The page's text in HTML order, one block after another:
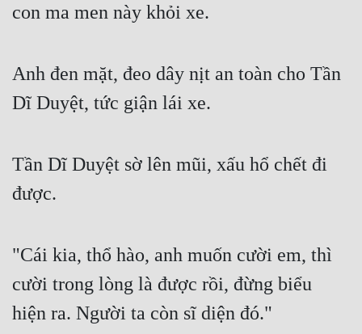
con ma men này khỏi xe.
Anh đen mặt, đeo dây nịt an toàn cho Tần
Dĩ Duyệt, tức giận lái xe.
Tần Dĩ Duyệt sờ lên mũi, xấu hổ chết đi
được.
"Cái kia, thổ hào, anh muốn cười em, thì
cười trong lòng là được rồi, đừng biểu
hiện ra. Người ta còn sĩ diện đó."